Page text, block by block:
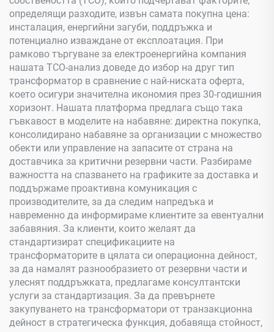
определящи разходите, извън самата покупна цена:
инсталация, енергийни загуби, поддръжка и
потенциално изваждане от експлоатация. При
рамково търгуване за електроенергийна компания
нашата TCO-анализ доведе до избор на друг тип
трансформатор в сравнение с най-ниската оферта,
което осигури значителна икономия през 30-годишния
хоризонт. Нашата платформа предлага също така
гъвкавост в моделите на набавяне: директна покупка,
консолидирано набавяне за организации с множество
обекти или управление на запасите от страна на
доставчика за критични резервни части. Разбираме
важността на спазването на графиките за доставка и
поддържаме проактивна комуникация с
производителите, за да следим напредъка и
навременно да информираме клиентите за евентуални
забавяния. За клиенти, които желаят да
стандартизират спецификациите на
трансформаторите в цялата си операционна дейност,
за да намалят разнообразието от резервни части и
улеснят поддръжката, предлагаме консултантски
услуги за стандартизация. За да превърнете
закупуването на трансформатори от транзакционна
дейност в стратегическа функция, добавяща стойност,